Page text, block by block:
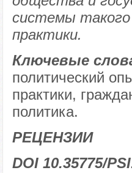
системы
практики.
Ключевые
политический
практики,
политика.
РЕЦЕНЗИИ
DOI 10.35775/